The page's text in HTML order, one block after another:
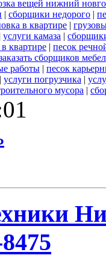
вещей нижний
| сборщики недорого |
в квартире |
услуги камаза |
квартире | песок
сборщиков
работы | песок
| услуги погрузчика |
мусора |